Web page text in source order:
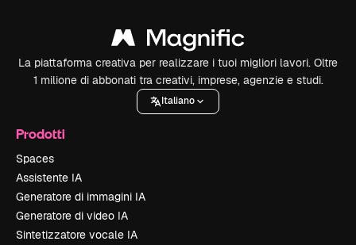
La piattaforma creativa per realizzare i tuoi migliori lavori. Oltre
1 milione di abbonati tra creativi, imprese, agenzie e studi.
Italiano
Prodotti
Spaces
Assistente IA
Generatore di immagini IA
Generatore di video IA
Sintetizzatore vocale IA